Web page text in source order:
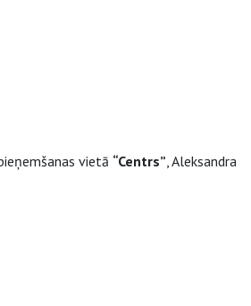
vietā “Centrs”, Aleksandra